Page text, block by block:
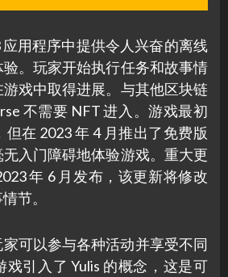
应用程序中提供令人兴奋的离线
。玩家开始执行任务和故事情
戏中取得进展。与其他区块链
不需要 NFT 进入。游戏最初
在 2023 年 4 月推出了免费版
入门障碍地体验游戏。重大更
年 6 月发布，该更新将修改
节。
可以参与各种活动并享受不同
戏引入了 Yulis 的概念，这是可